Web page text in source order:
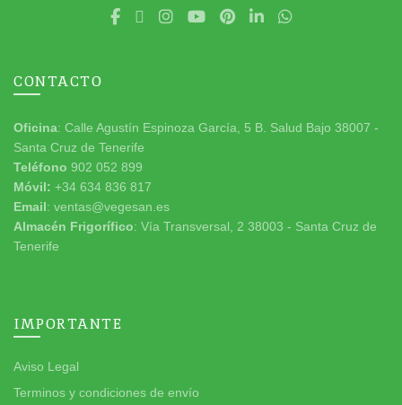
CONTACTO
Oficina: Calle Agustín Espinoza García, 5 B. Salud Bajo 38007 -
Santa Cruz de Tenerife
Teléfono 902 052 899
Móvil: +34 634 836 817
Email: ventas@vegesan.es
Almacén Frigorífico: Vía Transversal, 2 38003 - Santa Cruz de
Tenerife
IMPORTANTE
Aviso Legal
Terminos y condiciones de envío